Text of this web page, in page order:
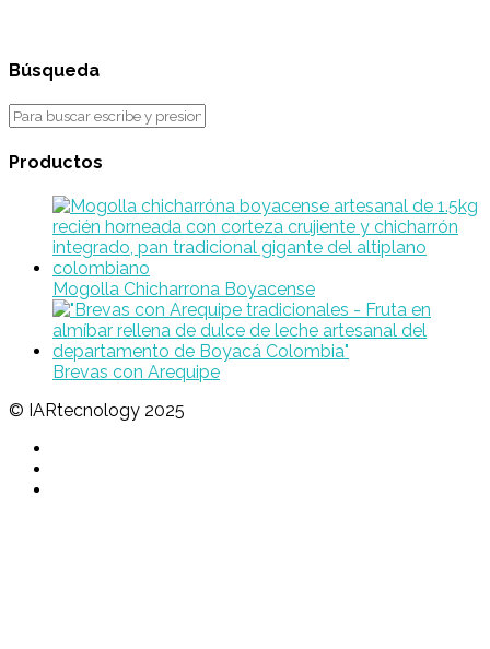
Búsqueda
Productos
Mogolla Chicharrona Boyacense
Brevas con Arequipe
© IARtecnology 2025